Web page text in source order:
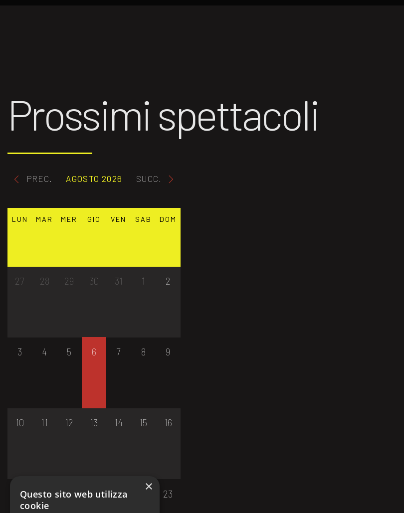
Prossimi spettacoli
PREC. AGOSTO 2026 SUCC.
LUN MAR MER GIO VEN SAB DOM
27 28 29 30 31 1 2
3 4 5 6 7 8 9
10 11 12 13 14 15 16
17 18 19 20 21 22 23
×
Questo sito web utilizza
cookie